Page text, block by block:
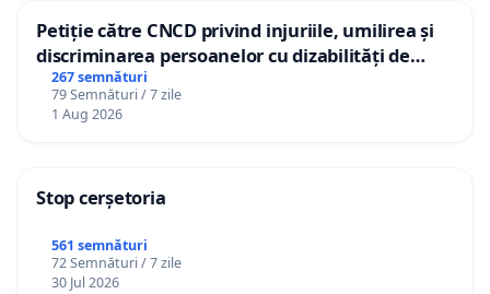
Petiție către CNCD privind injuriile, umilirea și
discriminarea persoanelor cu dizabilități de
către utilizatorul TikTok „Gorici”
267 semnături
79 Semnături / 7 zile
1 Aug 2026
Stop cerșetoria
561 semnături
72 Semnături / 7 zile
30 Jul 2026